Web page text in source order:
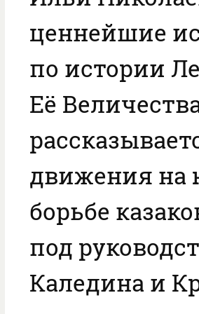
ценнейшие
по истории
Её
движения на
борьбе
под
Каледина и